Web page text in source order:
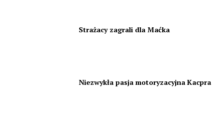
Strażacy zagrali dla Maćka
Niezwykła pasja motoryzacyjna Kacpra